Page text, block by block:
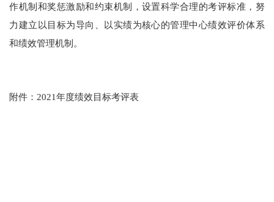
作机制和奖惩激励和约束机制，设置科学合理的考评标准，努
力建立以目标为导向、以实绩为核心的管理中心绩效评价体系
和绩效管理机制。
附件：2021年度绩效目标考评表